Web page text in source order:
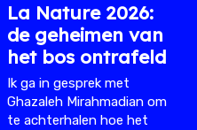
La Nature 2026:
de geheimen van
het bos ontrafeld
Ik ga in gesprek met
Ghazaleh Mirahmadian om
te achterhalen hoe het